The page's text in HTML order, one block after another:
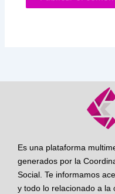
Es una plataforma
generados por la
Social. Te informamos
y todo lo relacionado a la